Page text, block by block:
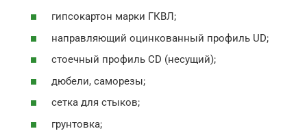
гипсокартон марки ГКВЛ;
направляющий оцинкованный профиль UD;
стоечный профиль CD (несущий);
дюбели, саморезы;
сетка для стыков;
грунтовка;